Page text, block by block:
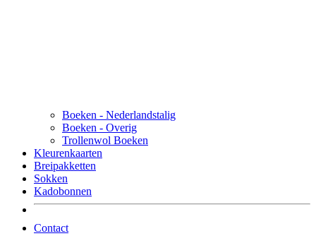
Boeken - Nederlandstalig
Boeken - Overig
Trollenwol Boeken
Kleurenkaarten
Breipakketten
Sokken
Kadobonnen
Contact